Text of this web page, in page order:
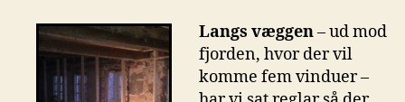
Langs væggen– ud mod
fjorden, hvor der vil
komme fem vinduer –